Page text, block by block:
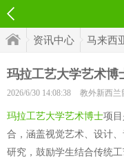
资讯中心 马来西
玛拉工艺大学艺术博
2026/6/30 14:08:38 教外新西兰
玛拉工艺大学艺术博士项
合，涵盖视觉艺术、设计
研究，鼓励学生结合传统